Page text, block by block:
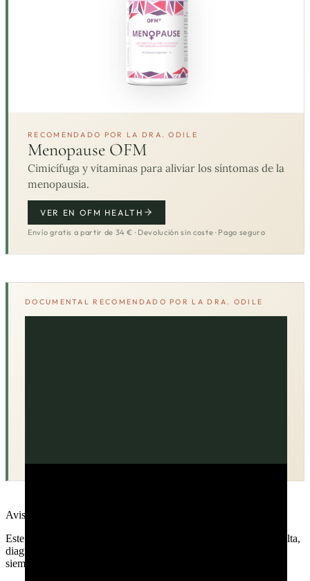
RECOMENDADO POR LA DRA. ODILE
Menopause OFM
Cimicífuga y vitaminas para aliviar los síntomas de la
menopausia.
VER EN OFM HEALTH
Envío gratis a partir de 34 € · Devolución sin coste · Pago seguro
DOCUMENTAL RECOMENDADO POR LA DRA. ODILE
Aviso médico
Este contenido es informativo y educativo. No sustituye la consulta,
diagnóstico o tratamiento de un profesional sanitario. Consulta
siempre a tu médico antes de tomar decisiones sobre tu salud.